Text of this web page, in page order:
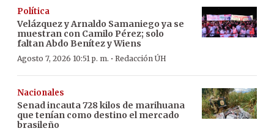
Política
Velázquez y Arnaldo Samaniego ya se
muestran con Camilo Pérez; solo
faltan Abdo Benítez y Wiens
Agosto 7, 2026 10:51 p. m. · Redacción ÚH
Nacionales
Senad incauta 728 kilos de marihuana
que tenían como destino el mercado
brasileño